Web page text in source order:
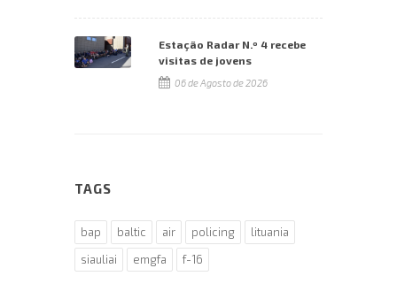
Estação Radar N.º 4 recebe
visitas de jovens
06 de Agosto de 2026
TAGS
bap baltic air policing
lituania
siauliai
emgfa f-16